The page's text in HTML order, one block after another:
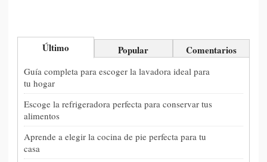
Último Popular Comentarios
Guía completa para escoger la lavadora ideal para
tu hogar
Escoge la refrigeradora perfecta para conservar tus
alimentos
Aprende a elegir la cocina de pie perfecta para tu
casa